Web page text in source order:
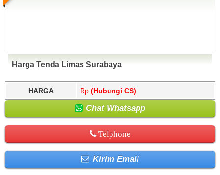
Harga Tenda Limas Surabaya
HARGA Rp. (Hubungi CS)
Chat Whatsapp
Telphone
Kirim Email